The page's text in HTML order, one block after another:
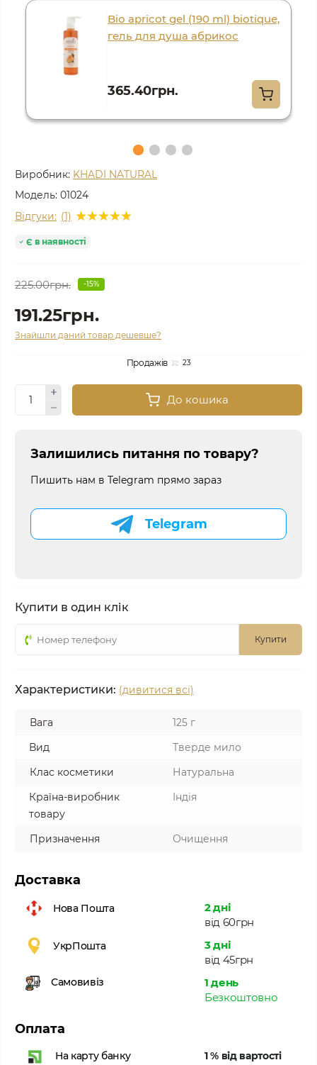
Bio apricot gel (190 ml) biotique,
гель для душа абрикос
365.40грн.
Виробник: KHADI NATURAL
Модель: 01024
Відгуки: (1)
Є в наявності
225.00грн. -15%
191.25грн.
Знайшли даний товар дешевше?
Продажів 23
До кошика
Залишились питання по товару?
Пишить нам в Telegram прямо зараз
Telegram
Купити в один клік
Купити
Характеристики: (дивитися всі)
Вага
125 г
Вид
Тверде мило
Клас косметики
Натуральна
Країна-виробник
товару
Індія
Призначення Очищення
Доставка
Нова Пошта
2 дні
від 60грн
УкрПошта
3 дні
від 45грн
Самовивіз
1 день
Безкоштовно
Оплата
На карту банку 1 % від вартості